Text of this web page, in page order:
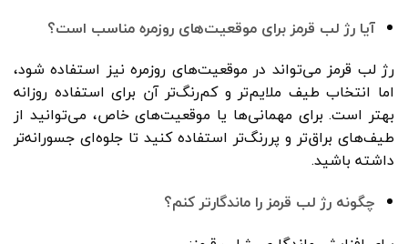
آیا رژ لب قرمز برای موقعیت‌های روزمره مناسب است؟
رژ لب قرمز می‌تواند در موقعیت‌های روزمره نیز استفاده شود،
اما انتخاب طیف ملایم‌تر و کم‌رنگ‌تر آن برای استفاده روزانه
بهتر است. برای مهمانی‌ها یا موقعیت‌های خاص، می‌توانید از
طیف‌های براق‌تر و پررنگ‌تر استفاده کنید تا جلوه‌ای جسورانه‌تر
داشته باشید.
چگونه رژ لب قرمز را ماندگارتر کنم؟